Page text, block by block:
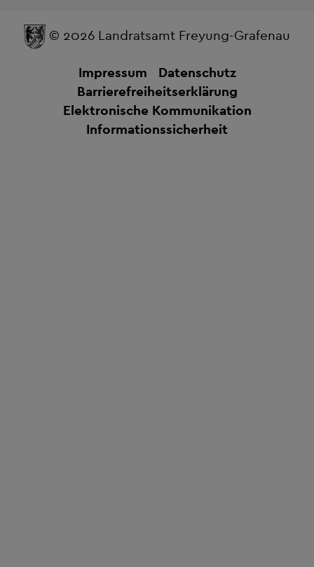
© 2026 Landratsamt Freyung-Grafenau
Impressum
Datenschutz
Barrierefreiheitserklärung
Elektronische Kommunikation
Informationssicherheit